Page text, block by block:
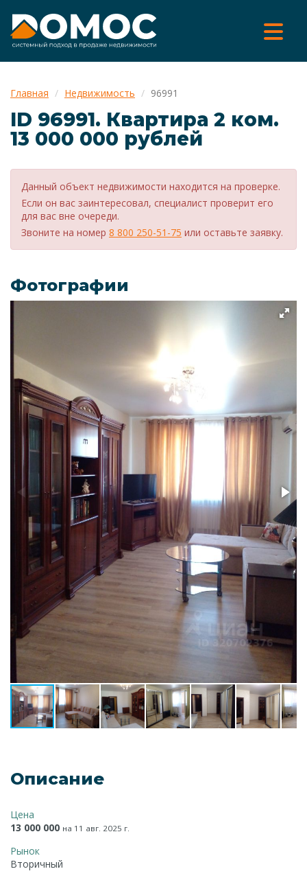
Главная Недвижимость 96991
ID 96991. Квартира 2 ком.
13 000 000 рублей
Данный объект недвижимости находится на проверке.
Если он вас заинтересовал, специалист проверит его
для вас вне очереди.
Звоните на номер 8 800 250-51-75 или оставьте заявку.
Фотографии
Описание
Цена
13 000 000 на 11 авг. 2025 г.
Рынок
Вторичный